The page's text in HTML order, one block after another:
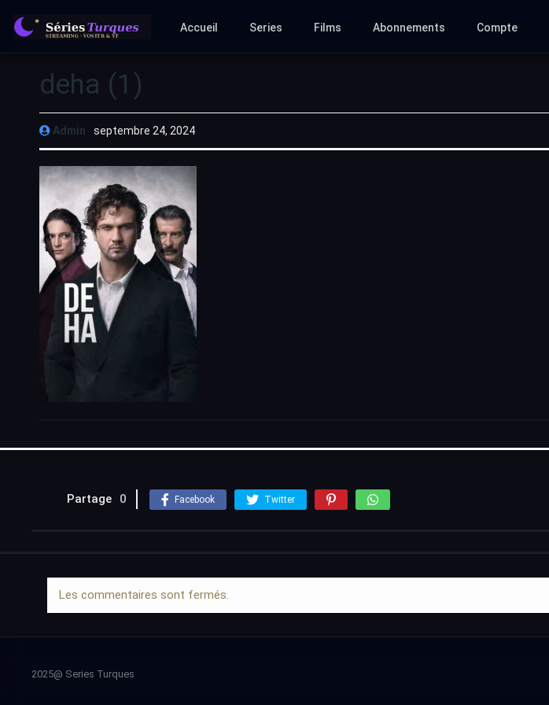
Accueil Series Films Abonnements Compte
deha (1)
Admin septembre 24, 2024
Partage 0 Facebook Twitter
Les commentaires sont fermés.
2025@ Series Turques